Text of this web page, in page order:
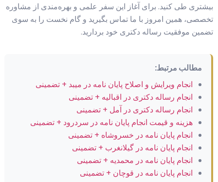
بیشتری طی کنید. برای آغاز این سفر علمی و بهره‌مندی از مشاوره
تخصصی، همین امروز با ما تماس بگیرید و گام نخست را به سوی
تضمین موفقیت رساله دکتری خود بردارید.
مطالب مرتبط:
انجام ویرایش و اصلاح پایان نامه در میبد + تضمینی
انجام رساله دکتری در اقبالیه + تضمینی
انجام رساله دکتری در آمل + تضمینی
هزینه و قیمت انجام پایان نامه در سردرود + تضمینی
انجام پایان نامه در خسروشاه + تضمینی
انجام پایان نامه در گیلانغرب + تضمینی
انجام پایان نامه در محمدیه + تضمینی
انجام پایان نامه در قوچان + تضمینی